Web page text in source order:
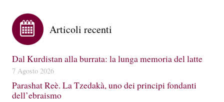
Articoli recenti
Dal Kurdistan alla burrata: la lunga memoria del latte
7 Agosto 2026
Parashat Reè. La Tzedakà, uno dei principi fondanti
dell’ebraismo